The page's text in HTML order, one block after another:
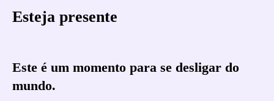
Esteja presente
Este é um momento para se desligar do
mundo.